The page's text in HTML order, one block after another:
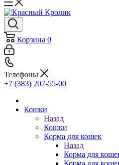
Корзина 0
Телефоны
+7 (383) 207-55-00
Кошки
Назад
Кошки
Корма для кошек
Назад
Корма для
Корма для